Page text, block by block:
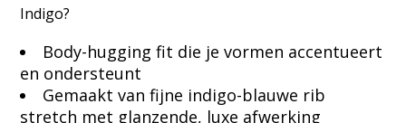
Indigo?
Body-hugging fit die je vormen accentueert
en ondersteunt
Gemaakt van fijne indigo-blauwe rib
stretch met glanzende, luxe afwerking